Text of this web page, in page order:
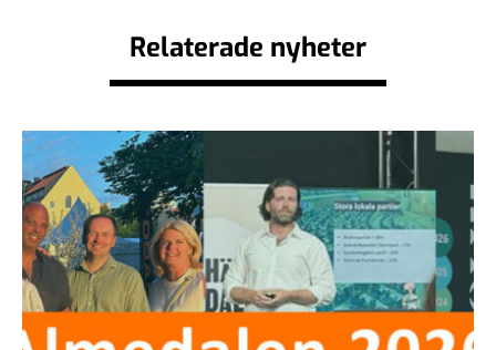
Relaterade nyheter